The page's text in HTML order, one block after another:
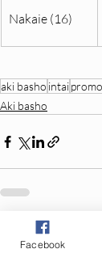
Nakaie (16)
aki basho intai
Aki basho
Posts récents
Facebook